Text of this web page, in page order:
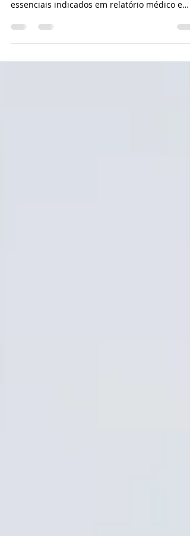
O juiz da 8ª Vara Cível de Brasília condenou a
essenciais indicados em relatório médico e
na...